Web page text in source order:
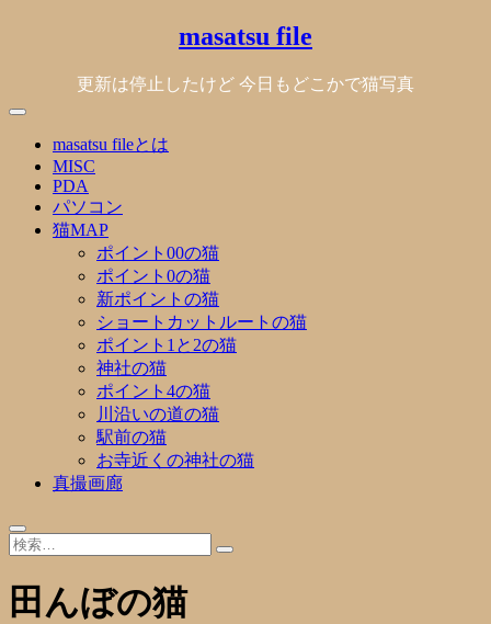
masatsu file
更新は停止したけど 今日もどこかで猫写真
masatsu fileとは
MISC
PDA
パソコン
猫MAP
ポイント00の猫
ポイント0の猫
新ポイントの猫
ショートカットルートの猫
ポイント1と2の猫
神社の猫
ポイント4の猫
川沿いの道の猫
駅前の猫
お寺近くの神社の猫
真撮画廊
田んぼの猫